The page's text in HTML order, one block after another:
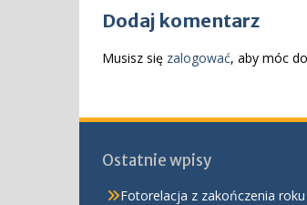
Dodaj komentarz
Musisz się zalogować, aby móc
Ostatnie wpisy
Fotorelacja z zakończenia